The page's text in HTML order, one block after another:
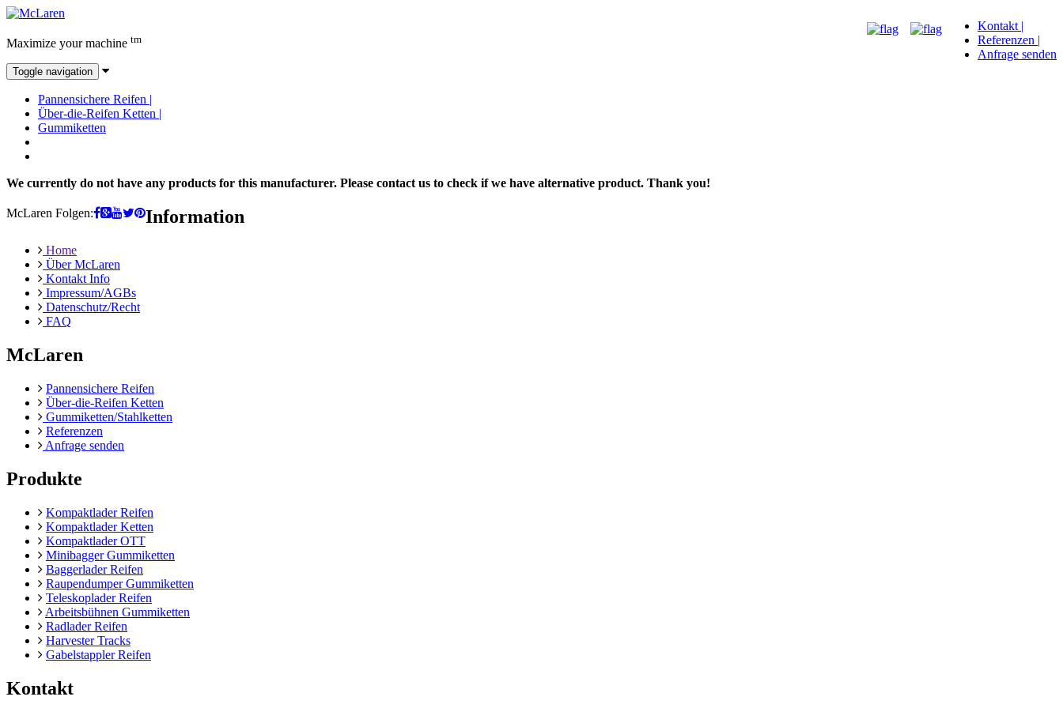
Kontakt |
Referenzen |
Anfrage senden
Maximize your machine tm
Toggle navigation
Pannensichere Reifen |
Über-die-Reifen Ketten |
Gummiketten
We currently do not have any products for this manufacturer. Please contact us to check if we have alternative product. Thank you!
McLaren Folgen: Information
Home
Über McLaren
Kontakt Info
Impressum/AGBs
Datenschutz/Recht
FAQ
McLaren
Pannensichere Reifen
Über-die-Reifen Ketten
Gummiketten/Stahlketten
Referenzen
Anfrage senden
Produkte
Kompaktlader Reifen
Kompaktlader Ketten
Kompaktlader OTT
Minibagger Gummiketten
Baggerlader Reifen
Raupendumper Gummiketten
Teleskoplader Reifen
Arbeitsbühnen Gummiketten
Radlader Reifen
Harvester Tracks
Gabelstappler Reifen
Kontakt